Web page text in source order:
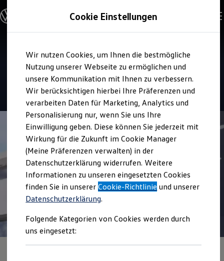
Hauptinhalt
springen
Footer
springen
Modelle & Konfigurator
Nutzfahrzeugkategorien entdecken
Modelle konfigurieren
Vorgängermodelle und Oldtimer
Vorgängermodelle
Oldtimer
Bulli Historie
Branchenlösungen & Gewerbekunden
Umbaulösungen und Hersteller finden
Auf- und Umbauten entdecken & konfigurieren
Groß- und Sonderkunden
Großkunden
Kommunen & Behörden
Journalisten
Sportvereine
Branchenlösungen
Bau & Handwerk
Gewerbliche Personenbeförderung
Service & mobile Werkstätten
Kurier, Logistik & Handel
Feuerwehr
Rettungsdienste
ONE Business ID Vorteile
Fahrzeugsuche & Marktplatz
Service
Autokaufhaus Rhön
4.9|15 Bewertungen
Cookie Einstellungen
Wir nutzen Cookies, um Ihnen die bestmögliche
Nutzung unserer Webseite zu ermöglichen und
unsere Kommunikation mit Ihnen zu verbessern.
Wir berücksichtigen hierbei Ihre Präferenzen und
verarbeiten Daten für Marketing, Analytics und
Personalisierung nur, wenn Sie uns Ihre
Einwilligung geben. Diese können Sie jederzeit mit
Wirkung für die Zukunft im Cookie Manager
(Meine Präferenzen verwalten) in der
Datenschutzerklärung widerrufen. Weitere
Informationen zu unseren eingesetzten Cookies
finden Sie in unsererCookie-Richtlinie und unserer
Datenschutzerklärung.
Folgende Kategorien von Cookies werden durch
uns eingesetzt: